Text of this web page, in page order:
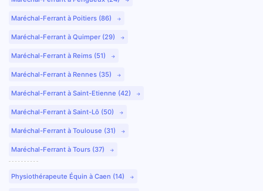
Maréchal-Ferrant à Poitiers (86)
Maréchal-Ferrant à Quimper (29)
Maréchal-Ferrant à Reims (51)
Maréchal-Ferrant à Rennes (35)
Maréchal-Ferrant à Saint-Etienne (42)
Maréchal-Ferrant à Saint-Lô (50)
Maréchal-Ferrant à Toulouse (31)
Maréchal-Ferrant à Tours (37)
Physiothérapeute Équin à Caen (14)